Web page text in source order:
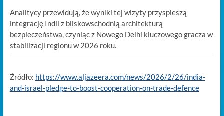
Analitycy przewidują, że wyniki tej wizyty przyspieszą
integrację Indii z bliskowschodnią architekturą
bezpieczeństwa, czyniąc z Nowego Delhi kluczowego gracza w
stabilizacji regionu w 2026 roku.
Źródło: https://www.aljazeera.com/news/2026/2/26/india-
and-israel-pledge-to-boost-cooperation-on-trade-defence